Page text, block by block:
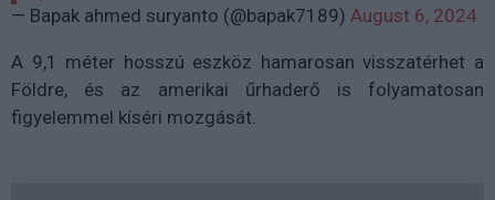
— Bapak ahmed suryanto (@bapak7189) August 6, 2024
A 9,1 méter hosszú eszköz hamarosan visszatérhet a
Földre, és az amerikai űrhaderő is folyamatosan
figyelemmel kíséri mozgását.